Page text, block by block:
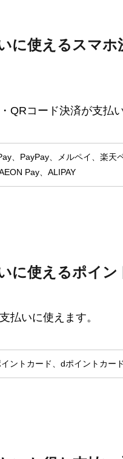
に使えるスマホ
QRコード決済が支払
、PayPay、メルペイ、楽天
Pay、ALIPAY
に使えるポイン
払いに使えます。
ントカード、dポイントカー